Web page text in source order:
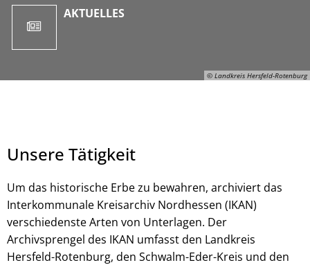
© Landkreis Hersfeld-Rotenburg
© Landkreis Hersfeld-Rotenburg
AKTUELLES
Unsere Tätigkeit
Um das historische Erbe zu bewahren, archiviert das
Interkommunale Kreisarchiv Nordhessen (IKAN)
verschiedenste Arten von Unterlagen. Der
Archivsprengel des IKAN umfasst den Landkreis
Hersfeld-Rotenburg, den Schwalm-Eder-Kreis und den